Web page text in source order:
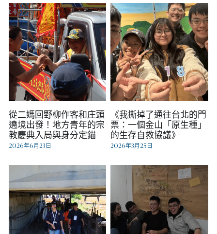
從二媽回野柳作客和庄頭
遶境出發！地方青年的宗
教慶典入局與身分定錨
2026年6月23日
《我撕掉了通往台北的門
票：一個金山「原生種」
的生存自救協議》
2026年3月25日